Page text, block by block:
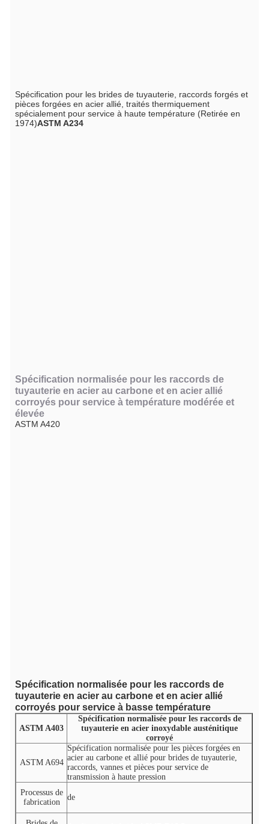
Spécification pour les brides de tuyauterie, raccords forgés et
pièces forgées en acier allié, traités thermiquement
spécialement pour service à haute température (Retirée en
1974)ASTM A234
Spécification normalisée pour les raccords de
tuyauterie en acier au carbone et en acier allié
corroyés pour service à température modérée et
élevée
ASTM A420
Spécification normalisée pour les raccords de
tuyauterie en acier au carbone et en acier allié
corroyés pour service à basse température
ASTM A403
Spécification normalisée pour les raccords de
tuyauterie en acier inoxydable austénitique
corroyé
ASTM A694
Spécification normalisée pour les pièces forgées en
acier au carbone et allié pour brides de tuyauterie,
raccords, vannes et pièces pour service de
transmission à haute pression
Processus de
fabrication
de